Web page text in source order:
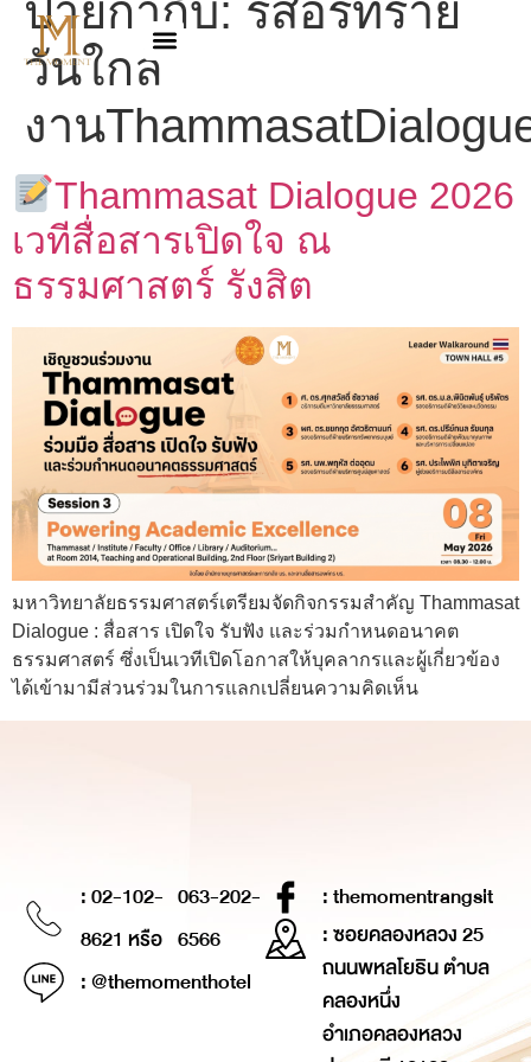
ป้ายกำกับ: รีสอร์ทราย
วันใกล้
งาน
Thammasat Dialogue 2026
เวทีสื่อสารเปิดใจ ณ
ธรรมศาสตร์ รังสิต
มหาวิทยาลัยธรรมศาสตร์เตรียมจัดกิจกรรมสำคัญ Thammasat
Dialogue : สื่อสาร เปิดใจ รับฟัง และร่วมกำหนดอนาคต
ธรรมศาสตร์ ซึ่งเป็นเวทีเปิดโอกาสให้บุคลากรและผู้เกี่ยวข้อง
ได้เข้ามามีส่วนร่วมในการแลกเปลี่ยนความคิดเห็น
: 02-102-
8621 หรือ
063-202-
6566
: @themomenthotel
: themomentrangsit
: ซอยคลองหลวง 25
ถนนพหลโยธิน ตำบล
คลองหนึ่ง
อำเภอคลองหลวง